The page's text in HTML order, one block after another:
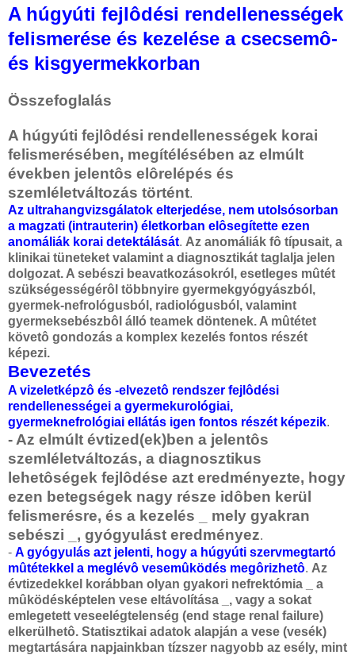
A húgyúti fejlôdési rendellenességek
felismerése és kezelése a csecsemô-
és kisgyermekkorban
Összefoglalás
A húgyúti fejlôdési rendellenességek korai
felismerésében, megítélésében az elmúlt
években jelentôs elôrelépés és
szemléletváltozás történt.
Az ultrahangvizsgálatok elterjedése, nem utolsósorban
a magzati (intrauterin) életkorban elôsegítette ezen
anomáliák korai detektálását. Az anomáliák fô típusait, a
klinikai tüneteket valamint a diagnosztikát taglalja jelen
dolgozat. A sebészi beavatkozásokról, esetleges mûtét
szükségességérôl többnyire gyermekgyógyászból,
gyermek-nefrológusból, radiológusból, valamint
gyermeksebészbôl álló teamek döntenek. A mûtétet
követô gondozás a komplex kezelés fontos részét
képezi.
Bevezetés
A vizeletképzô és -elvezetô rendszer fejlôdési
rendellenességei a gyermekurológiai,
gyermeknefrológiai ellátás igen fontos részét képezik.
- Az elmúlt évtized(ek)ben a jelentôs
szemléletváltozás, a diagnosztikus
lehetôségek fejlôdése azt eredményezte, hogy
ezen betegségek nagy része idôben kerül
felismerésre, és a kezelés _ mely gyakran
sebészi _, gyógyulást eredményez.
- A gyógyulás azt jelenti, hogy a húgyúti szervmegtartó
mûtétekkel a meglévô vesemûködés megôrizhetô. Az
évtizedekkel korábban olyan gyakori nefrektómia _ a
mûködésképtelen vese eltávolítása _, vagy a sokat
emlegetett veseelégtelenség (end stage renal failure)
elkerülhetô. Statisztikai adatok alapján a vese (vesék)
megtartására napjainkban tízszer nagyobb az esély, mint